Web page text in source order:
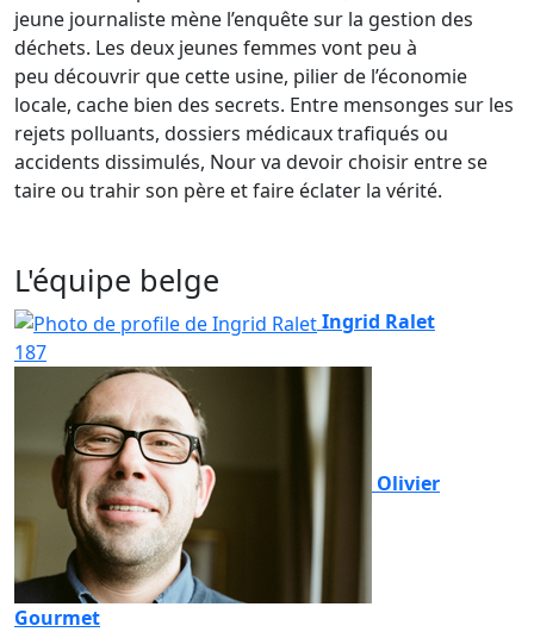
jeune journaliste mène l’enquête sur la gestion des
déchets. Les deux jeunes femmes vont peu à
peu découvrir que cette usine, pilier de l’économie
locale, cache bien des secrets. Entre mensonges sur les
rejets polluants, dossiers médicaux trafiqués ou
accidents dissimulés, Nour va devoir choisir entre se
taire ou trahir son père et faire éclater la vérité.
L'équipe belge
Ingrid Ralet
187
Olivier
Gourmet